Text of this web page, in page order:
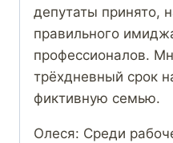
депутаты принято,
правильного
профессионалов.
трёхдневный срок
фиктивную семью.
Олеся: Среди